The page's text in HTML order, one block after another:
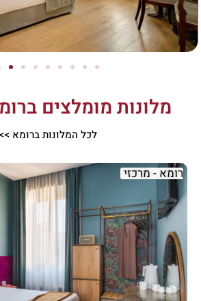
מלונות מומלצים
לכל המלונות ברומא >>
רומא - מרכזי